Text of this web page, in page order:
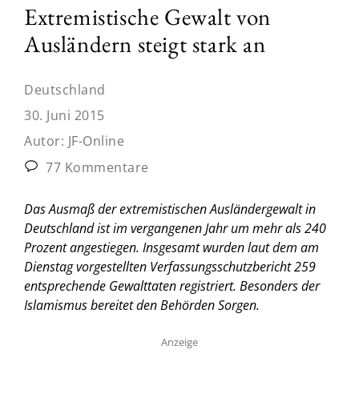
Extremistische Gewalt von
Ausländern steigt stark an
Deutschland
30. Juni 2015
Autor: JF-Online
77 Kommentare
Das Ausmaß der extremistischen Ausländergewalt in
Deutschland ist im vergangenen Jahr um mehr als 240
Prozent angestiegen. Insgesamt wurden laut dem am
Dienstag vorgestellten Verfassungsschutzbericht 259
entsprechende Gewalttaten registriert. Besonders der
Islamismus bereitet den Behörden Sorgen.
Anzeige